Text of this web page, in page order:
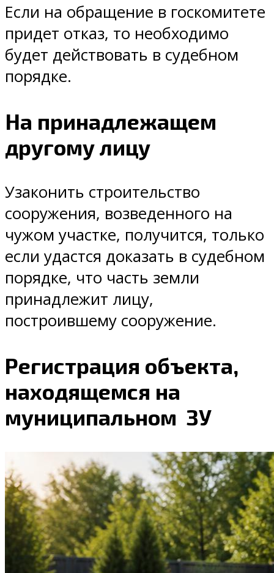
Если на обращение в госкомитете
придет отказ, то необходимо
будет действовать в судебном
порядке.
На принадлежащем
другому лицу
Узаконить строительство
сооружения, возведенного на
чужом участке, получится, только
если удастся доказать в судебном
порядке, что часть земли
принадлежит лицу,
построившему сооружение.
Регистрация объекта,
находящемся на
муниципальном ЗУ